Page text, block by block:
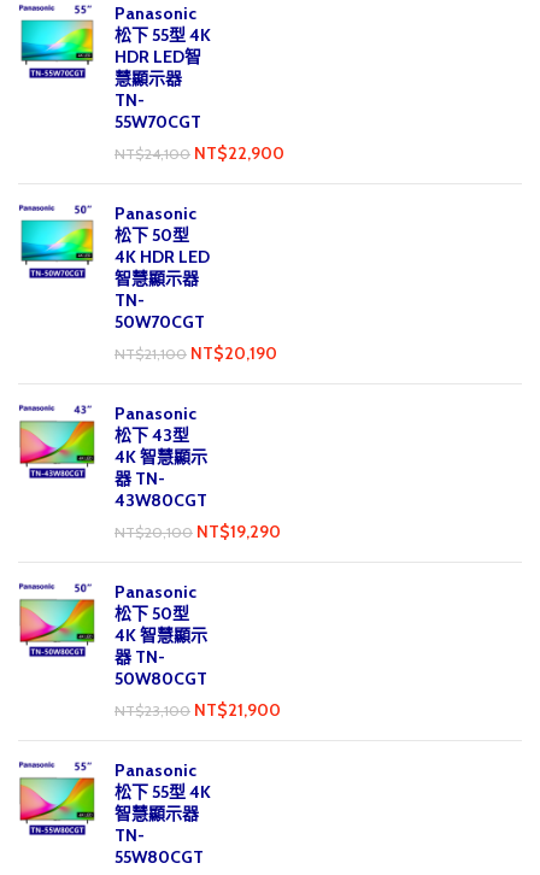
Panasonic
松下 55型 4K
HDR LED智
慧顯示器
TN-
55W70CGT
NT$24,100 NT$22,900
Panasonic
松下 50型
4K HDR LED
智慧顯示器
TN-
50W70CGT
NT$21,100 NT$20,190
Panasonic
松下 43型
4K 智慧顯示
器 TN-
43W80CGT
NT$20,100 NT$19,290
Panasonic
松下 50型
4K 智慧顯示
器 TN-
50W80CGT
NT$23,100 NT$21,900
Panasonic
松下 55型 4K
智慧顯示器
TN-
55W80CGT